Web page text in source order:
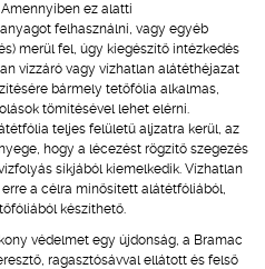
ez alatti
felhasználni, vagy egyéb
merül fel, úgy kiegészítő intézkedés
vízzáró vagy vízhatlan alátéthéjazat
bármely tetőfólia alkalmas,
tömítésével lehet elérni.
teljes felületű aljzatra kerül, az
hogy a lécezést rögzítő szegezés
síkjából kiemelkedik. Vízhatlan
a célra minősített alátétfóliából,
készíthető.
védelmet egy újdonság, a Bramac
ragasztósávval ellátott és felső